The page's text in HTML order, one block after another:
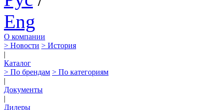
Eng
О компании
> Новости > История
|
Каталог
> По брендам > По категориям
|
Документы
|
Дилеры